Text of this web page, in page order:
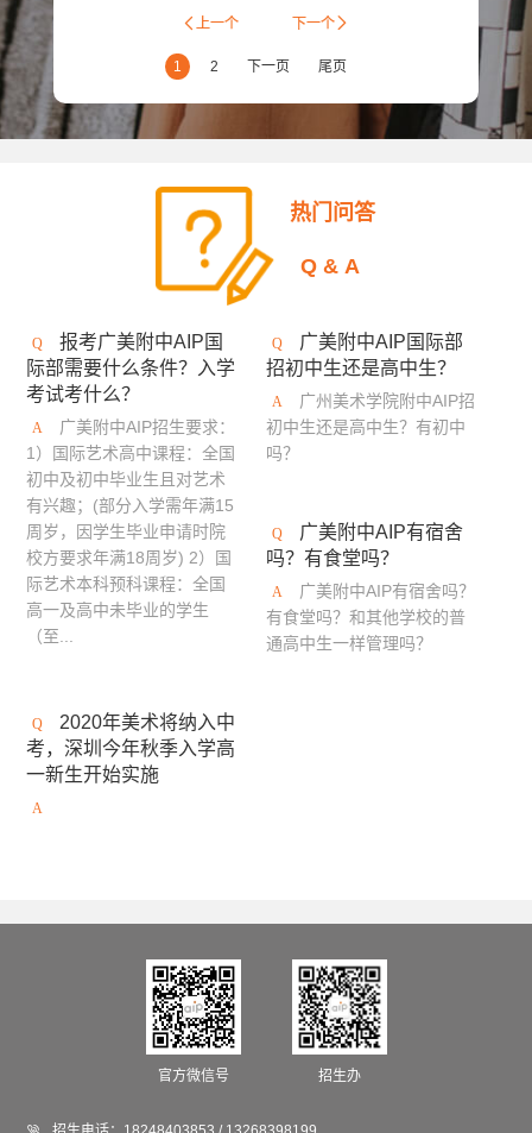
日本大学艺术学部 英国密德萨斯大学
安大略艺术设计学院 日本女子美术大学
美国缅因艺术学院 东京造型大学
大阪艺术大学
澳大利亚莫纳什大学 京都市立艺术大学
成安造形大学 中央圣马丁艺术与设计学院
澳门城市大学 法国高布兰学院
新加坡拉萨尔艺术学院
英国德蒙福特大学 伦敦传媒学院
冲绳县立艺术大学 英国斯泰福厦大学
英国AA建筑联盟学院 马兰欧尼时装与设计学院
澳大利亚西澳大学
澳大利亚格里菲斯大学
法国高等视觉传媒学院 法国工艺美术学院
加拿大圣克莱尔学院 加拿大康尼斯托加理工学院
英国利兹大学 马兰戈尼学院（伦敦校区）
英国伯恩茅斯大学 温布尔登艺术学院
英国南安普顿大学
上一个 下一个
1 2 下一页 尾页
热门问答
Q&A
报考广美附中AIP国
际部需要什么条件？入学
考试考什么？
广美附中AIP招生要求：
1）国际艺术高中课程：全国
初中及初中毕业生且对艺术
有兴趣；(部分入学需年满15
周岁，因学生毕业申请时院
校方要求年满18周岁) 2）国
际艺术本科预科课程：全国
高一及高中未毕业的学生
（至...
广美附中AIP国际部
招初中生还是高中生？
广州美术学院附中AIP招
初中生还是高中生？有初中
吗？
广美附中AIP有宿舍
吗？有食堂吗？
广美附中AIP有宿舍吗？
有食堂吗？和其他学校的普
通高中生一样管理吗？
2020年美术将纳入中
考，深圳今年秋季入学高
一新生开始实施
官方微信号 招生办